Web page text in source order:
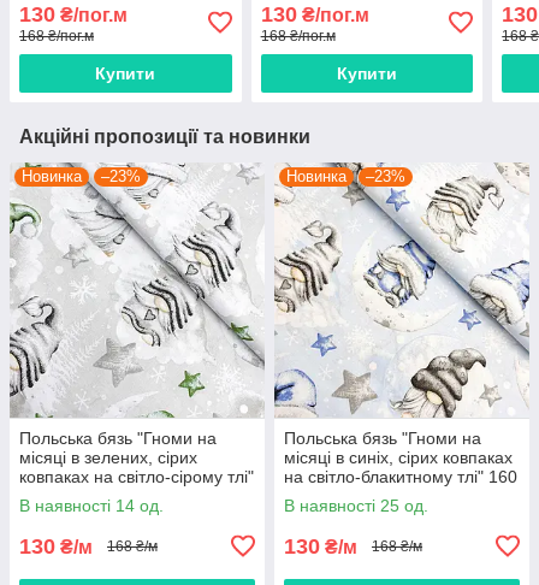
130 ₴/пог.м
168 ₴/пог.м
Купити
130₴/пог.м
168 ₴/пог.м
Купити
130
168
Акційні пропозиції та новинки
Новинка –23%
Польська бязь "Гноми на
місяці в зелених, сірих
ковпаках на світло-сірому тлі"
160 см
В наявності 14 од.
130 ₴/м 168 ₴/м
Новинка –23%
Польська бязь "Гноми на
місяці в синіх, сірих ковпаках
на світло-блакитному тлі" 160
см
В наявності 25 од.
130 ₴/м 168 ₴/м